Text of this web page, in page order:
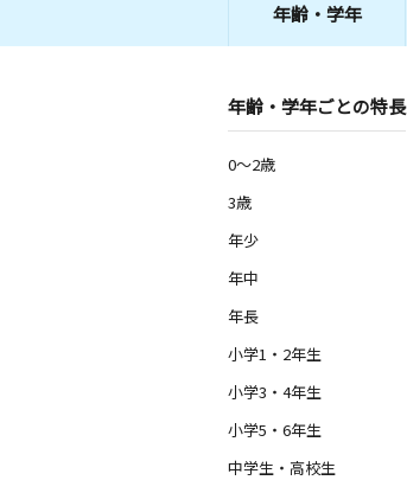
年齢・学年
年齢・学年ごとの特長
0～2歳
3歳
年少
年中
年長
小学1・2年生
小学3・4年生
小学5・6年生
中学生・高校生